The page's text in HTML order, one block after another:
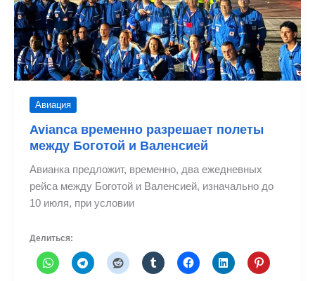
маршрутам
Авиация
Avianca временно разрешает полеты
между Боготой и Валенсией
Авианка предложит, временно, два ежедневных
рейса между Боготой и Валенсией, изначально до
10 июля, при условии
Делиться: